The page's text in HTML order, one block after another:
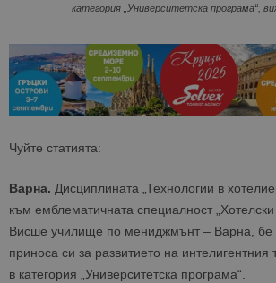
категория „Университетска програма“,
Чуйте статията:
Варна. Дисциплината „Технологии в
към емблематичната специалност
Висше училище по мениджмънт – Варна, бе
приноса си за развитието на
в категория „Университетска програма“.